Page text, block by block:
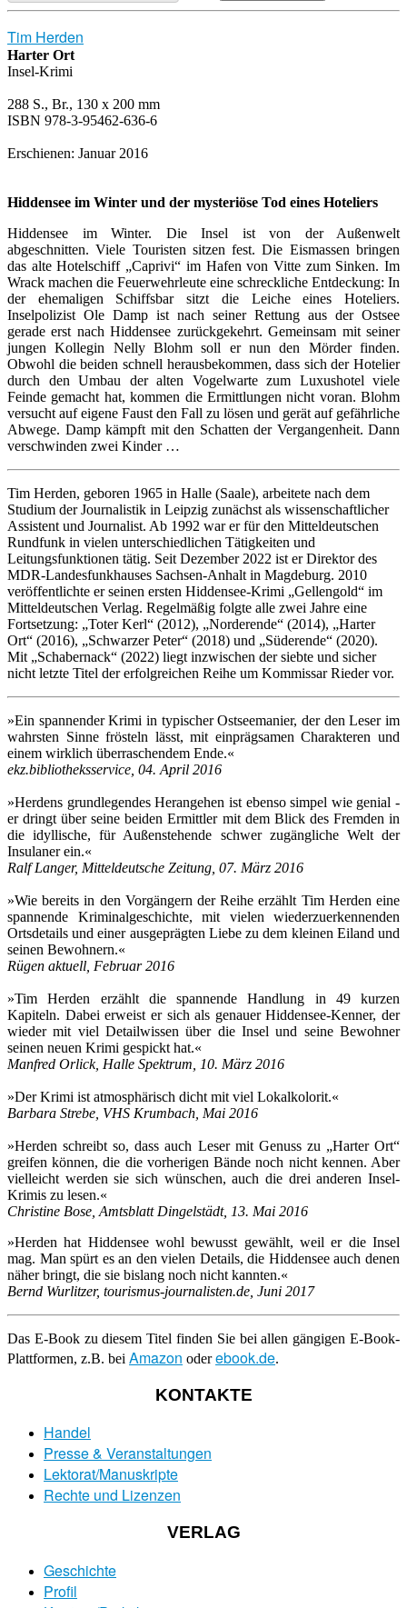
Tim Herden
Harter Ort
Insel­-Krimi
288 S., Br., 130 x 200 mm
ISBN 978-3-95462-636-6
Erschienen: Januar 2016
Hiddensee im Winter und der mysteriöse Tod eines Hoteliers
Hiddensee im Winter. Die Insel ist von der Außenwelt
abgeschnitten. Viele Touristen sitzen fest. Die Eismassen bringen
das alte Hotelschiff „Caprivi“ im Hafen von Vitte zum Sinken. Im
Wrack machen die Feuerwehrleute eine schreckliche Entdeckung: In
der ehemaligen Schiffsbar sitzt die Leiche eines Hoteliers.
Inselpolizist Ole Damp ist nach seiner Rettung aus der Ostsee
gerade erst nach Hiddensee zurückgekehrt. Gemeinsam mit seiner
jungen Kollegin Nelly Blohm soll er nun den Mörder finden.
Obwohl die beiden schnell herausbekommen, dass sich der Hotelier
durch den Umbau der alten Vogelwarte zum Luxushotel viele
Feinde gemacht hat, kommen die Ermittlungen nicht voran. Blohm
versucht auf eigene Faust den Fall zu lösen und gerät auf gefährliche
Abwege. Damp kämpft mit den Schatten der Vergangenheit. Dann
verschwinden zwei Kinder …
Tim Herden, geboren 1965 in Halle (Saale), arbeitete nach dem
Studium der Journalistik in Leipzig zunächst als wissenschaftlicher
Assistent und Journalist. Ab 1992 war er für den Mitteldeutschen
Rundfunk in vielen unterschiedlichen Tätigkeiten und
Leitungsfunktionen tätig. Seit Dezember 2022 ist er Direktor des
MDR-Landesfunkhauses Sachsen-Anhalt in Magdeburg. 2010
veröffentlichte er seinen ersten Hiddensee-Krimi „Gellengold“ im
Mitteldeutschen Verlag. Regelmäßig folgte alle zwei Jahre eine
Fortsetzung: „Toter Kerl“ (2012), „Norderende“ (2014), „Harter
Ort“ (2016), „Schwarzer Peter“ (2018) und „Süderende“ (2020).
Mit „Schabernack“ (2022) liegt inzwischen der siebte und sicher
nicht letzte Titel der erfolgreichen Reihe um Kommissar Rieder vor.
»Ein spannender Krimi in typischer Ostseemanier, der den Leser im
wahrsten Sinne frösteln lässt, mit einprägsamen Charakteren und
einem wirklich überraschendem Ende.«
ekz.bibliotheksservice, 04. April 2016
»Herdens grundlegendes Herangehen ist ebenso simpel wie genial -
er dringt über seine beiden Ermittler mit dem Blick des Fremden in
die idyllische, für Außenstehende schwer zugängliche Welt der
Insulaner ein.«
Ralf Langer, Mitteldeutsche Zeitung, 07. März 2016
»Wie bereits in den Vorgängern der Reihe erzählt Tim Herden eine
spannende Kriminalgeschichte, mit vielen wiederzuerkennenden
Ortsdetails und einer ausgeprägten Liebe zu dem kleinen Eiland und
seinen Bewohnern.«
Rügen aktuell, Februar 2016
»Tim Herden erzählt die spannende Handlung in 49 kurzen
Kapiteln. Dabei erweist er sich als genauer Hiddensee-Kenner, der
wieder mit viel Detailwissen über die Insel und seine Bewohner
seinen neuen Krimi gespickt hat.«
Manfred Orlick, Halle Spektrum, 10. März 2016
»Der Krimi ist atmosphärisch dicht mit viel Lokalkolorit.«
Barbara Strebe, VHS Krumbach, Mai 2016
»Herden schreibt so, dass auch Leser mit Genuss zu „Harter Ort“
greifen können, die die vorherigen Bände noch nicht kennen. Aber
vielleicht werden sie sich wünschen, auch die drei anderen Insel-
Krimis zu lesen.«
Christine Bose, Amtsblatt Dingelstädt, 13. Mai 2016
»Herden hat Hiddensee wohl bewusst gewählt, weil er die Insel
mag. Man spürt es an den vielen Details, die Hiddensee auch denen
näher bringt, die sie bislang noch nicht kannten.«
Bernd Wurlitzer, tourismus-journalisten.de, Juni 2017
Das E-Book zu diesem Titel finden Sie bei allen gängigen E-Book-
Plattformen, z.B. bei Amazon oderebook.de.
KONTAKTE
Handel
Presse & Veranstaltungen
Lektorat/Manuskripte
Rechte und Lizenzen
VERLAG
Geschichte
Profil